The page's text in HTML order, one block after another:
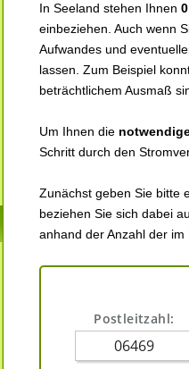
In Seeland stehen Ihnen
einbeziehen. Auch wenn
Aufwandes und
lassen. Zum Beispiel
beträchtlichem Ausmaß
Um Ihnen die
Schritt durch den
Zunächst geben Sie bitte
beziehen Sie sich dabei
anhand der Anzahl der im
Postleitzahl: